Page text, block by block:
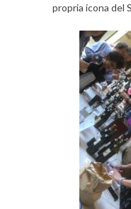
propria icona del